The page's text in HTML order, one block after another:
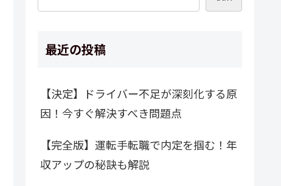
最近の投稿
【決定】ドライバー不足が深刻化する原
因！今すぐ解決すべき問題点
【完全版】運転手転職で内定を掴む！年
収アップの秘訣も解説